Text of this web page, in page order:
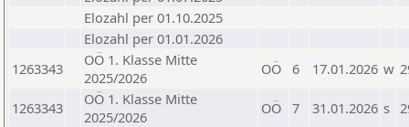
Elozahl per 01.10.2025
Elozahl per 01.01.2026
1263343
OÖ 1. Klasse Mitte
2025/2026
OÖ 6 17.01.2026 w
1263343
OÖ 1. Klasse Mitte
2025/2026
OÖ 7 31.01.2026 s